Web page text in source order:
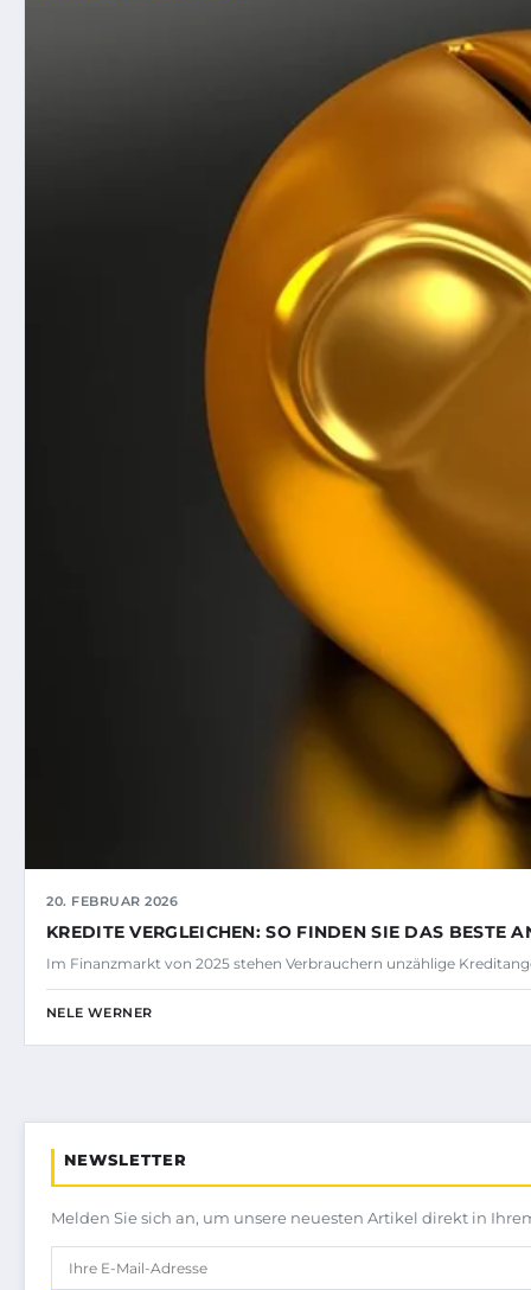
20. FEBRUAR 2026
KREDITE VERGLEICHEN: SO FINDEN SIE DAS BESTE
Im Finanzmarkt von 2025 stehen Verbrauchern unzählige
NELE WERNER
NEWSLETTER
Melden Sie sich an, um unsere neuesten Artikel direkt in